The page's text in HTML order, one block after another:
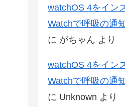
watchOS 4をイン
Watchで呼吸の通
に がちゃん より
watchOS 4をイン
Watchで呼吸の通
に Unknown より